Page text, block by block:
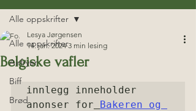
Alle oppskrifter
Airfryer
Biff
Brød
Alle oppskrifter
Belgiske vafler
Lesya Jørgensen
14. jan. 2024 3 min lesing
innlegg inneholder
anonser for
Bakeren og